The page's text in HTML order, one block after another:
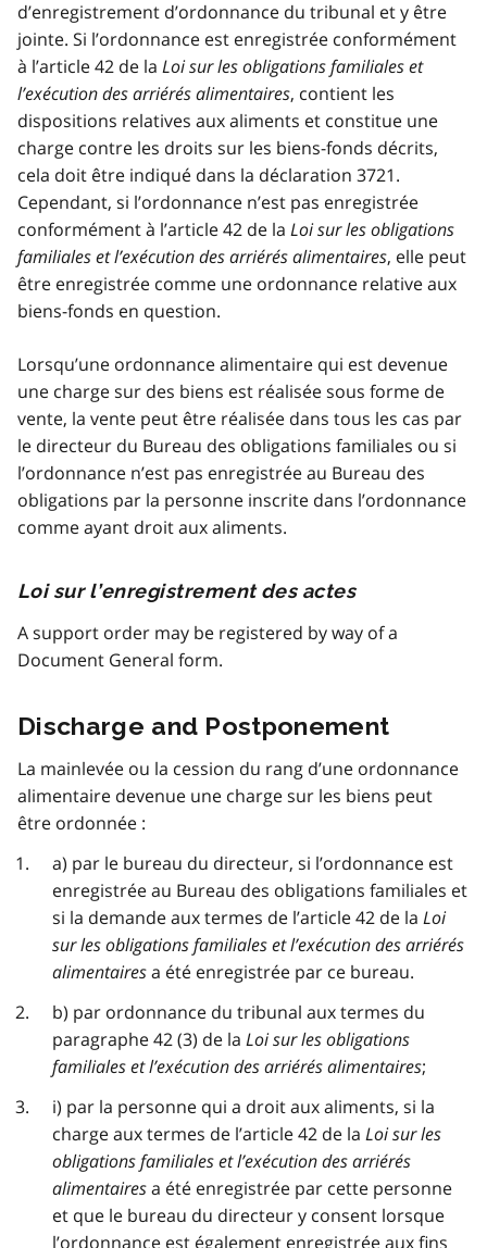
d’enregistrement d’ordonnance du tribunal et y être
jointe. Si l’ordonnance est enregistrée conformément
à l’article 42 de la Loi sur les obligations familiales et
l’exécution des arriérés alimentaires, contient les
dispositions relatives aux aliments et constitue une
charge contre les droits sur les biens-fonds décrits,
cela doit être indiqué dans la déclaration 3721.
Cependant, si l’ordonnance n’est pas enregistrée
conformément à l’article 42 de la Loi sur les obligations
familiales et l’exécution des arriérés alimentaires, elle peut
être enregistrée comme une ordonnance relative aux
biens-fonds en question.
Lorsqu’une ordonnance alimentaire qui est devenue
une charge sur des biens est réalisée sous forme de
vente, la vente peut être réalisée dans tous les cas par
le directeur du Bureau des obligations familiales ou si
l’ordonnance n’est pas enregistrée au Bureau des
obligations par la personne inscrite dans l’ordonnance
comme ayant droit aux aliments.
Loi sur l’enregistrement des actes
A support order may be registered by way of a
Document General form.
Discharge and Postponement
La mainlevée ou la cession du rang d’une ordonnance
alimentaire devenue une charge sur les biens peut
être ordonnée :
a) par le bureau du directeur, si l’ordonnance est
enregistrée au Bureau des obligations familiales et
si la demande aux termes de l’article 42 de la Loi
sur les obligations familiales et l’exécution des arriérés
alimentairesa été enregistrée par ce bureau.
b) par ordonnance du tribunal aux termes du
paragraphe 42 (3) de la Loi sur les obligations
familiales et l’exécution des arriérés alimentaires;
i) par la personne qui a droit aux aliments, si la
charge aux termes de l’article 42 de la Loi sur les
obligations familiales et l’exécution des arriérés
alimentairesa été enregistrée par cette personne
et que le bureau du directeur y consent lorsque
l’ordonnance est également enregistrée aux fins